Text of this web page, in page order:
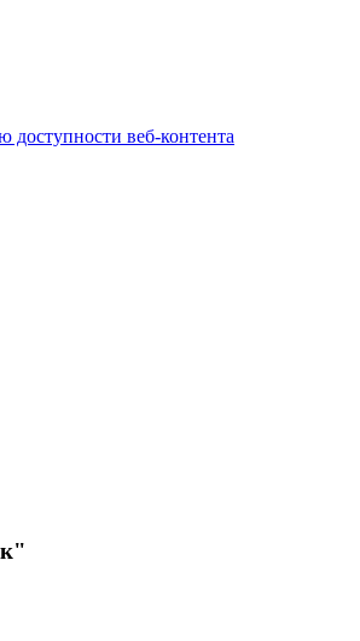
доступности веб-контента